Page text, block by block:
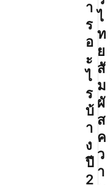
า
ร
อ
ะ
ไ
ร
บ้
า
ง
ปี
2
ไ
ท
ย
สั
ม
ผั
ส
ค
ว
า